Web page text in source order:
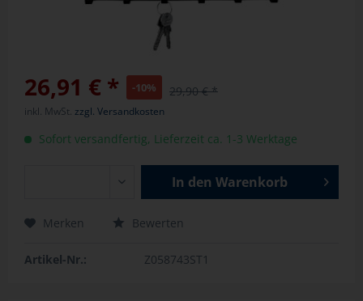
26,91 € * -10% 29,90 € *
inkl. MwSt. zzgl. Versandkosten
Sofort versandfertig, Lieferzeit ca. 1-3 Werktage
In den Warenkorb
Merken Bewerten
Artikel-Nr.: Z058743ST1